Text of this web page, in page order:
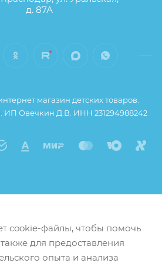
д. 87А
магазин детских товаров.
ИП Овечкин Д.В. ИНН 231294988242
cookie-файлы, чтобы помочь
для предоставления
опыта и анализа